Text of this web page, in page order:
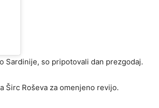
Sardinije, so pripotovali dan prezgodaj.
Širc Roševa za omenjeno revijo.